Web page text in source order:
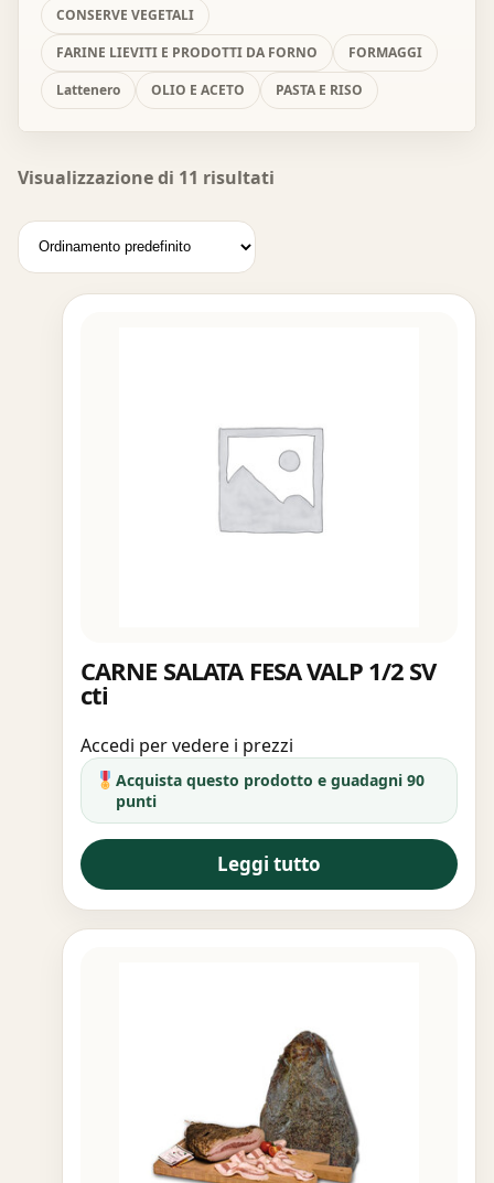
CONSERVE VEGETALI
FARINE LIEVITI E PRODOTTI DA FORNO
FORMAGGI
Lattenero
OLIO E ACETO PASTA E RISO
Visualizzazione di 11 risultati
CARNE SALATA FESA VALP 1/2 SV
cti
Accedi per vedere i prezzi
Acquista questo prodotto e guadagni 90
punti
Leggi tutto